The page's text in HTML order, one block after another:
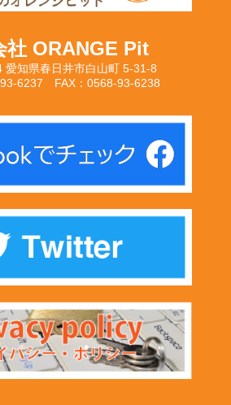
社 ORANGE Pit
愛知県春日井市白山町 5-31-8
6237 FAX：0568-93-6238